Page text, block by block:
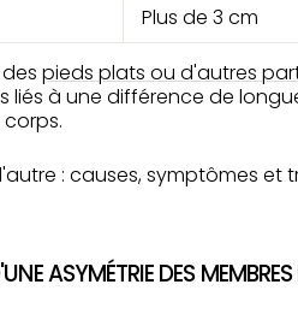
Plus de 3 cm
pieds plats ou d'autres
liés à une différence de
ASYMÉTRIE DES MEMBRES